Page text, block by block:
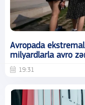
Avropada
milyardlarla avro
19:31